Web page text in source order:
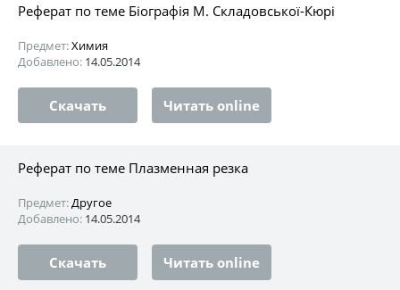
Реферат по теме Біографія М. Складовської-Кюрі
Предмет:Химия
Добавлено: 14.05.2014
Скачать Читать online
Реферат по теме Плазменная резка
Предмет:Другое
Добавлено: 14.05.2014
Скачать Читать online